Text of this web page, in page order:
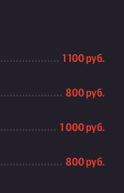
1 100 руб.
800 руб.
1 000 руб.
800 руб.